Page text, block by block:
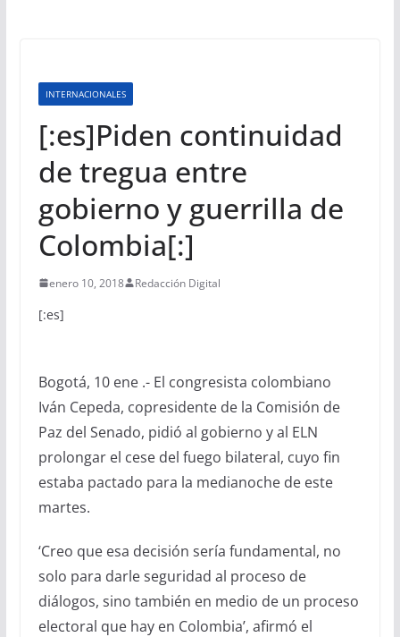
INTERNACIONALES
[:es]Piden continuidad
de tregua entre
gobierno y guerrilla de
Colombia[:]
enero 10, 2018 Redacción Digital
[:es]
Bogotá, 10 ene .- El congresista colombiano
Iván Cepeda, copresidente de la Comisión de
Paz del Senado, pidió al gobierno y al ELN
prolongar el cese del fuego bilateral, cuyo fin
estaba pactado para la medianoche de este
martes.
‘Creo que esa decisión sería fundamental, no
solo para darle seguridad al proceso de
diálogos, sino también en medio de un proceso
electoral que hay en Colombia’, afirmó el